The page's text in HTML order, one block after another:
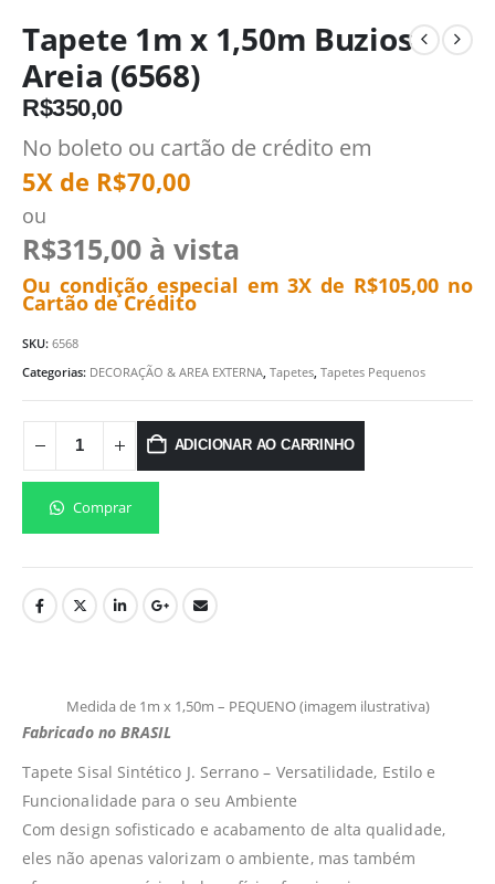
Tapete 1m x 1,50m Buzios
Areia (6568)
R$350,00
No boleto ou cartão de crédito em
5X de R$70,00
ou
R$315,00 à vista
Ou condição especial em 3X de R$105,00 no
Cartão de Crédito
SKU: 6568
Categorias: DECORAÇÃO & AREA EXTERNA, Tapetes, Tapetes Pequenos
ADICIONAR AO CARRINHO
Comprar
Medida de 1m x 1,50m – PEQUENO (imagem ilustrativa)
Fabricado no BRASIL
Tapete Sisal Sintético J. Serrano – Versatilidade, Estilo e
Funcionalidade para o seu Ambiente
Com design sofisticado e acabamento de alta qualidade,
eles não apenas valorizam o ambiente, mas também